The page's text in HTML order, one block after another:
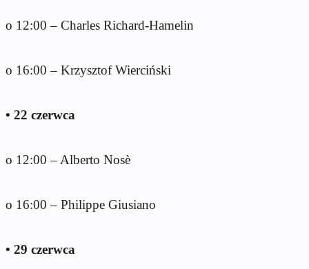
o 12:00 – Charles Richard-Hamelin
o 16:00 – Krzysztof Wierciński
• 22 czerwca
o 12:00 – Alberto Nosè
o 16:00 – Philippe Giusiano
• 29 czerwca